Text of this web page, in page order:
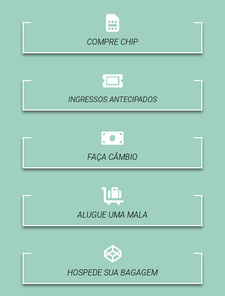
COMPRE CHIP
INGRESSOS ANTECIPADOS
FAÇA CÂMBIO
ALUGUE UMA MALA
HOSPEDE SUA BAGAGEM